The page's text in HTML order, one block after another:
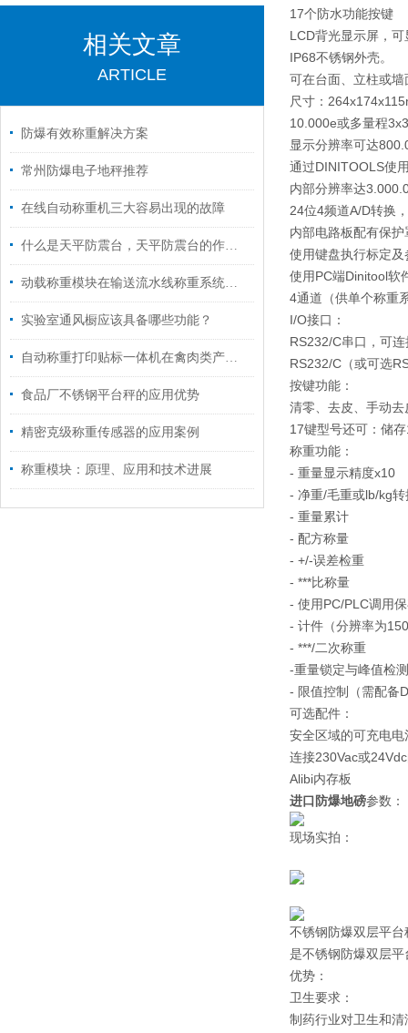
相关文章
ARTICLE
防爆有效称重解决方案
常州防爆电子地秤推荐
在线自动称重机三大容易出现的故障
什么是天平防震台，天平防震台的作用是什么？
动载称重模块在输送流水线称重系统应用
实验室通风橱应该具备哪些功能？
自动称重打印贴标一体机在禽肉类产品分拣包装线的应用
食品厂不锈钢平台秤的应用优势
精密克级称重传感器的应用案例
称重模块：原理、应用和技术进展
17个防水功能按键
LCD背光显示屏，
IP68不锈钢外壳。
可在台面、立柱或墙
尺寸：
10.000e或多量程
显示分辨率可达
通过DINITOOLS使
内部分辨率达
24位4频道A/D转换
内部电路板配有保护
使用键盘执行标定及
使用PC端Dinitool软
4通道（供单个称重
I/O接口：
RS232/C串口，可
RS232/C（或可选
按键功能：
清零、去皮、手动
17键型号还可：储
称重功能：
- 重量显示精度x10
- 净重/毛重或lb/kg转
- 重量累计
- 配方称量
- +/-误差检重
- ***比称量
- 使用PC/PLC调用
- 计件（分辨率为
- ***/二次称重
-重量锁定与峰值检测
- 限值控制（需配备
可选配件：
安全区域的可充电电
连接230Vac或
Alibi内存板
进口防爆地磅参数：
现场实拍：
不锈钢防爆双层平
是不锈钢防爆双层
优势：
卫生要求：
制药行业对卫生和